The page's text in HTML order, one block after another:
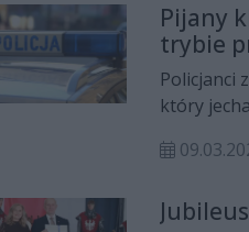
Pijany
trybie
Policjanci
który
zakaz